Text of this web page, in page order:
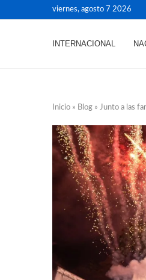
viernes, agosto 7 2026
INTERNACIONAL
Inicio » Blog » Junto a las